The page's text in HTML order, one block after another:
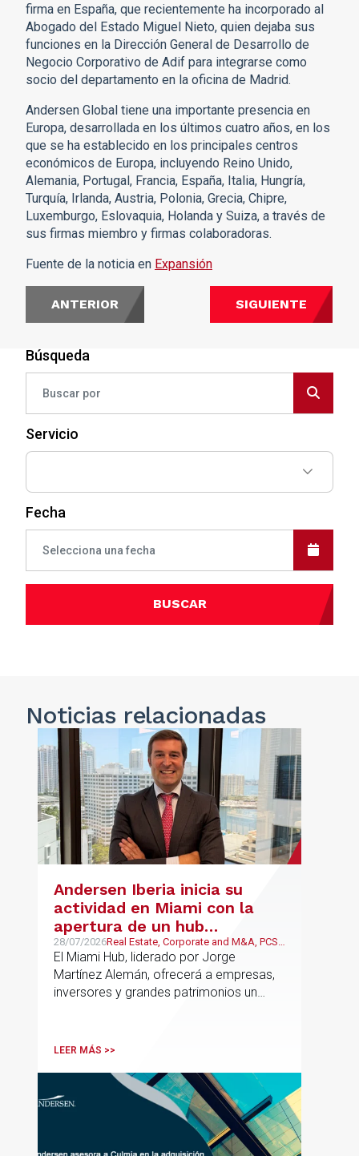
Búsqueda
Servicio
Fecha
BUSCAR
firma en España, que recientemente ha incorporado al
Abogado del Estado Miguel Nieto, quien dejaba sus
funciones en la Dirección General de Desarrollo de
Negocio Corporativo de Adif para integrarse como
socio del departamento en la oficina de Madrid.
Andersen Global tiene una importante presencia en
Europa, desarrollada en los últimos cuatro años, en los
que se ha establecido en los principales centros
económicos de Europa, incluyendo Reino Unido,
Alemania, Portugal, Francia, España, Italia, Hungría,
Turquía, Irlanda, Austria, Polonia, Grecia, Chipre,
Luxemburgo, Eslovaquia, Holanda y Suiza, a través de
sus firmas miembro y firmas colaboradoras.
Fuente de la noticia en Expansión
ANTERIOR SIGUIENTE
Noticiasrelacionadas
Andersen Iberia inicia su
actividad en Miami con la
apertura de un hub
estratégico para reforzar el
asesoramiento fiscal, legal y
patrimonial conectando
Europa y Latinoamérica
28/07/2026Real Estate, Corporate and M&A, PCS,
Wealth Management & Family
Business
El Miami Hub, liderado por Jorge
Martínez Alemán, ofrecerá a empresas,
inversores y grandes patrimonios un
Latinoamérica y otros mercados
LEER MÁS >>